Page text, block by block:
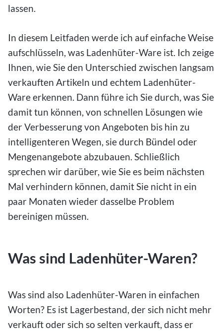
lassen.
In diesem Leitfaden werde ich auf einfache Weise
aufschlüsseln, was Ladenhüter-Ware ist. Ich zeige
Ihnen, wie Sie den Unterschied zwischen langsam
verkauften Artikeln und echtem Ladenhüter-
Ware erkennen. Dann führe ich Sie durch, was Sie
damit tun können, von schnellen Lösungen wie
der Verbesserung von Angeboten bis hin zu
intelligenteren Wegen, sie durch Bündel oder
Mengenangebote abzubauen. Schließlich
sprechen wir darüber, wie Sie es beim nächsten
Mal verhindern können, damit Sie nicht in ein
paar Monaten wieder dasselbe Problem
bereinigen müssen.
Was sind Ladenhüter-Waren?
Was sind also Ladenhüter-Waren in einfachen
Worten? Es ist Lagerbestand, der sich nicht mehr
verkauft oder sich so selten verkauft, dass er